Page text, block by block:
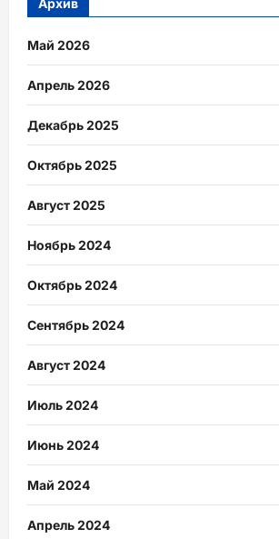
Май 2026
Апрель 2026
Декабрь 2025
Октябрь 2025
Август 2025
Ноябрь 2024
Октябрь 2024
Сентябрь 2024
Август 2024
Июль 2024
Июнь 2024
Май 2024
Апрель 2024